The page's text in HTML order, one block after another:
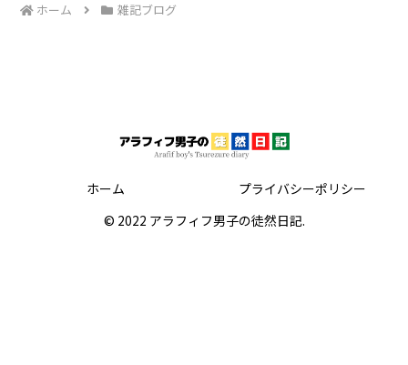
ホーム 雑記ブログ
ホーム
プライバシーポリシー
© 2022 アラフィフ男子の徒然日記.